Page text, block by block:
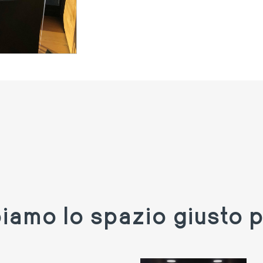
lo spazio giusto